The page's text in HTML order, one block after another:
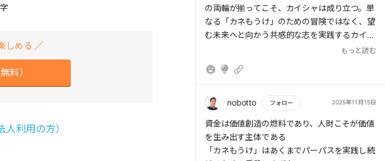
しめる
料）
利用の方）
の両輪が揃ってこそ、カイシャは成り立つ。単
なる「カネもうけ」のための冒険ではなく、望
む未来へと向かう共感的な志を実践するカイシ
ャこそが、広く仲間から支持され続けるのでは
に響かせ、共感の輪を広げること、さらには自
> まず、社員一人ひとりの心をどうつかむか。
さらに、顧客やパートナーといった外部に共感
もっと読む
nobotto フォロー 2025年11月15日
もっと読む
資金は価値創造の燃料であり、人財こそが価値
を生み出す主体である
「カネもうけ」はあくまでパーパスを実践し続